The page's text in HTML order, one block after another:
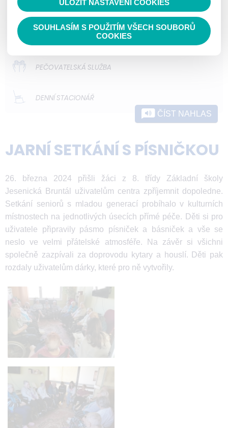
ODLEHČOVACÍ SLUŽBY
DOMOVY PRO OSOBY SE ZDRAVOTNÍM
PEČOVATELSKÁ SLUŽBA
DENNÍ STACIONÁŘ
ČÍST NAHLAS
JARNÍ SETKÁNÍ S PÍSNIČKOU
26. března 2024 přišli žáci z 8. třídy Základní školy
Jesenická Bruntál uživatelům centra zpříjemnit dopoledne.
Setkání seniorů s mladou generací probíhalo v kulturních
místnostech na jednotlivých úsecích přímé péče. Děti si pro
uživatele připravily pásmo písniček a básniček a vše se
neslo ve velmi přátelské atmosféře. Na závěr si všichni
společně zazpívali za doprovodu kytary a houslí. Děti pak
rozdaly uživatelům dárky, které pro ně vytvořily.
ULOŽIT NASTAVENÍ COOKIES
SOUHLASÍM S POUŽITÍM VŠECH SOUBORŮ
COOKIES